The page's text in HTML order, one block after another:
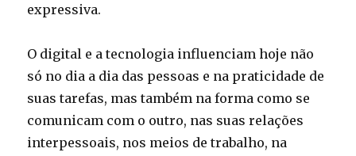
expressiva.
O digital e a tecnologia influenciam hoje não
só no dia a dia das pessoas e na praticidade de
suas tarefas, mas também na forma como se
comunicam com o outro, nas suas relações
interpessoais, nos meios de trabalho, na